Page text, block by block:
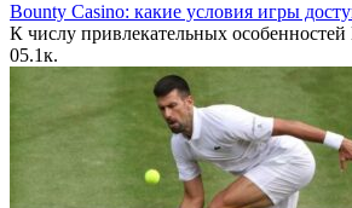
Bounty Casino: какие условия игры
К числу привлекательных
05.1к.